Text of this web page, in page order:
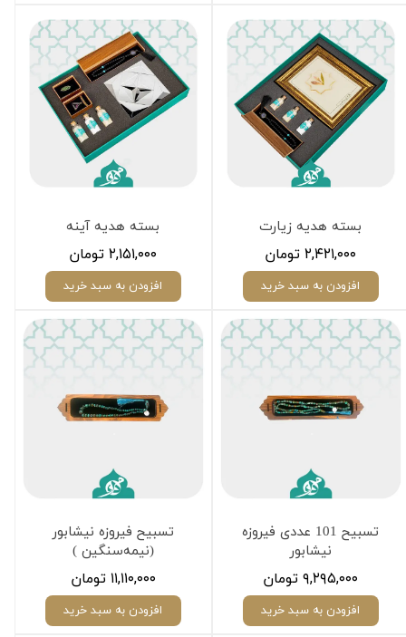
بسته هدیه زیارت
۲,۴۲۱,۰۰۰ تومان
افزودن به سبد خرید
بسته هدیه آینه
۲,۱۵۱,۰۰۰ تومان
افزودن به سبد خرید
تسبیح 101 عددی فیروزه
نیشابور
۹,۲۹۵,۰۰۰ تومان
افزودن به سبد خرید
تسبیح فیروزه نیشابور
(نیمه‌سنگین )
۱۱,۱۱۰,۰۰۰ تومان
افزودن به سبد خرید